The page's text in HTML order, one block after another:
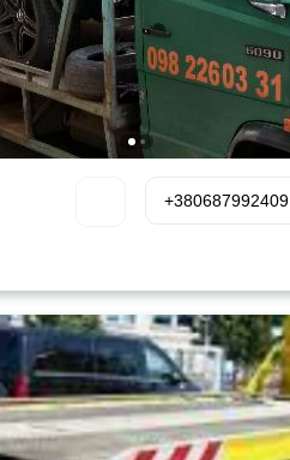
+380687992409